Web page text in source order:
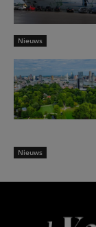
Nieuws
Nieuws